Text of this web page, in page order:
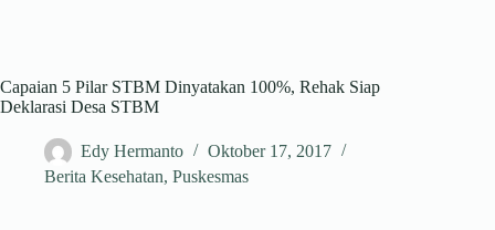
Capaian 5 Pilar STBM Dinyatakan 100%, Rehak Siap
Deklarasi Desa STBM
Edy Hermanto
Oktober 17, 2017
Berita Kesehatan, Puskesmas